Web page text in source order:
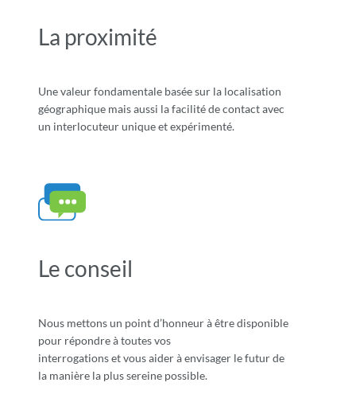
La proximité
Une valeur fondamentale basée sur la localisation
géographique mais aussi la facilité de contact avec
un interlocuteur unique et expérimenté.
Le conseil
Nous mettons un point d’honneur à être disponible
pour répondre à toutes vos
interrogations et vous aider à envisager le futur de
la manière la plus sereine possible.